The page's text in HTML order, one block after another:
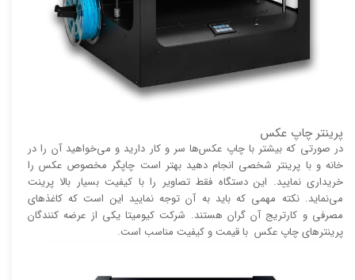
پرینتر چاپ عکس
در صورتی که بیشتر با چاپ عکس‌ها سر و کار دارید و می‌خواهید آن را در
خانه و با پرینتر شخصی انجام دهید بهتر است چاپگر مخصوص عکس را
خریداری نمایید. این دستگاه فقط تصاویر را با کیفیت بسیار بالا پرینت
می‌نماید. نکته مهمی که باید به آن توجه نمایید این است که کاغذ‌های
مصرفی و کارتریج آن گران هستند. شرکت کیومیتا یکی از عرضه کنندگان
پرینتر‌های چاپ عکس با قیمت و کیفیت مناسب است.